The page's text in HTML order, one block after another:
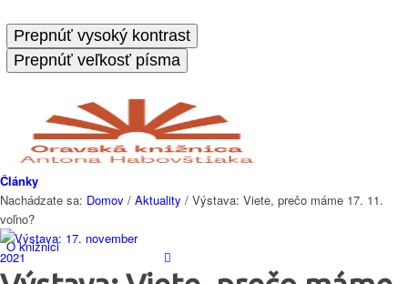
Prepnúť vysoký kontrast
Prepnúť veľkosť písma
O knižnici
Články
Nachádzate sa: Domov / Aktuality / Výstava: Viete, prečo máme 17. 11.
voľno?